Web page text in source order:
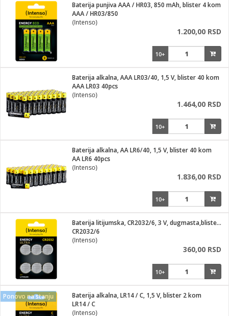
za kosu
Baterija punjiva AAA / HR03, 850 mAh, blister 4 kom
AAA / HR03/850
(Intenso)
1.200,00 RSD
10+
Baterija alkalna, AAA LR03/40, 1,5 V, blister 40 kom
AAA LR03 40pcs
(Intenso)
1.464,00 RSD
10+
Baterija alkalna, AA LR6/40, 1,5 V, blister 40 kom
AA LR6 40pcs
(Intenso)
1.836,00 RSD
10+
Baterija litijumska, CR2032/6, 3 V, dugmasta,blister 6 kom
CR2032/6
(Intenso)
360,00 RSD
10+
Ponovo na stanju
Baterija alkalna, LR14 / C, 1,5 V, blister 2 kom
LR14 / C
(Intenso)